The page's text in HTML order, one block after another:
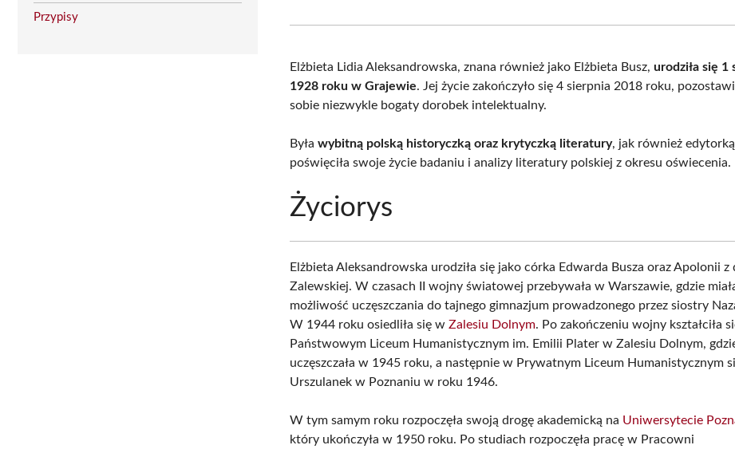
Przypisy
(Twitter)
Elżbieta Lidia Aleksandrowska, znana również jako Elżbieta Busz,urodziła się 1
1928 roku w Grajewie. Jej życie zakończyło się 4 sierpnia 2018 roku,
sobie niezwykle bogaty dorobek intelektualny.
Byławybitną polską historyczką oraz krytyczką literatury, jak również
poświęciła swoje życie badaniu i analizy literatury polskiej z okresu oświecenia.
Życiorys
Elżbieta Aleksandrowska urodziła się jako córka Edwarda Busza oraz Apolonii z
Zalewskiej. W czasach II wojny światowej przebywała w Warszawie, gdzie
możliwość uczęszczania do tajnego gimnazjum prowadzonego przez siostry
W 1944 roku osiedliła się wZalesiu Dolnym. Po zakończeniu wojny kształciła
Państwowym Liceum Humanistycznym im. Emilii Plater w Zalesiu Dolnym,
uczęszczała w 1945 roku, a następnie w Prywatnym Liceum Humanistycznym
Urszulanek w Poznaniu w roku 1946.
W tym samym roku rozpoczęła swoją drogę akademicką na Uniwersytecie
który ukończyła w 1950 roku. Po studiach rozpoczęła pracę w Pracowni